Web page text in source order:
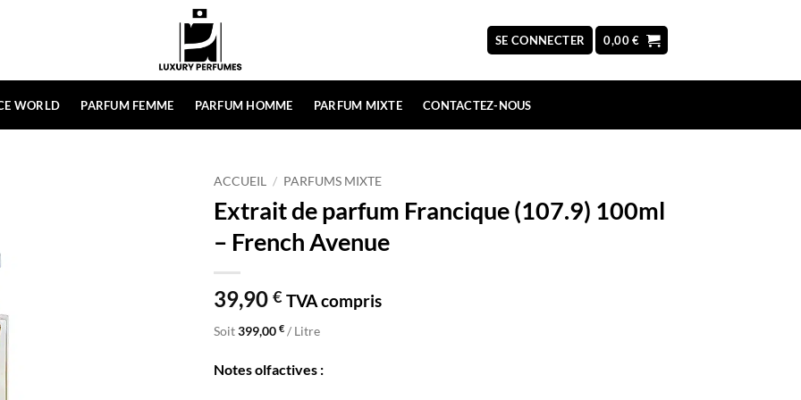
SE CONNECTER 0,00€
WORLD PARFUM FEMME PARFUM HOMME PARFUM MIXTE CONTACTEZ-NOUS
ACCUEIL / PARFUMS MIXTE
Extrait de parfum Francique (107.9) 100ml
– French Avenue
39,90 € TVA compris
Soit399,00 € / Litre
Notes olfactives :